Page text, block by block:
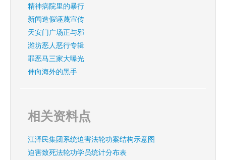
精神病院里的暴行
新闻造假诬蔑宣传
天安门广场正与邪
潍坊恶人恶行专辑
罪恶马三家大曝光
伸向海外的黑手
相关资料点
江泽民集团系统迫害法轮功案结构示意图
迫害致死法轮功学员统计分布表